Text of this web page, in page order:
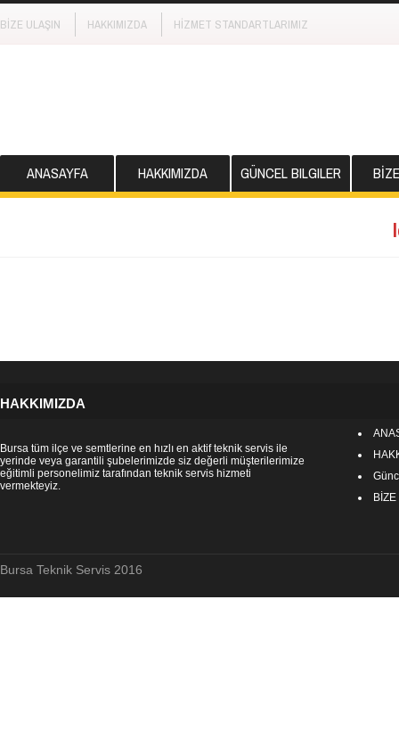
BİZE ULAŞIN HAKKIMIZDA HİZMET STANDARTLARIMIZ
ANASAYFA HAKKIMIZDA GÜNCEL BILGILER
HAKKIMIZDA
Bursa tüm ilçe ve semtlerine en hızlı en aktif teknik servis ile
yerinde veya garantili şubelerimizde siz değerli müşterilerimize
eğitimli personelimiz tarafından teknik servis hizmeti
vermekteyiz.
Bursa Teknik Servis 2016